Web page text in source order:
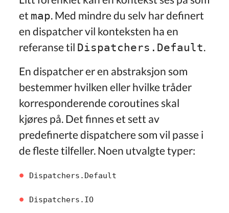
et map. Med mindre du selv har definert
en dispatcher vil konteksten ha en
referanse til Dispatchers.Default.
En dispatcher er en abstraksjon som
bestemmer hvilken eller hvilke tråder
korresponderende coroutines skal
kjøres på. Det finnes et sett av
predefinerte dispatchere som vil passe i
de fleste tilfeller. Noen utvalgte typer:
Dispatchers.Default
Dispatchers.IO